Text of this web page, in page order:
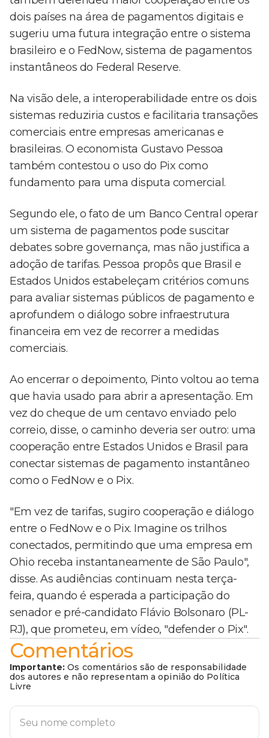
dois países na área de pagamentos digitais e
sugeriu uma futura integração entre o sistema
brasileiro e o FedNow, sistema de pagamentos
instantâneos do Federal Reserve.
Na visão dele, a interoperabilidade entre os dois
sistemas reduziria custos e facilitaria transações
comerciais entre empresas americanas e
brasileiras. O economista Gustavo Pessoa
também contestou o uso do Pix como
fundamento para uma disputa comercial.
Segundo ele, o fato de um Banco Central operar
um sistema de pagamentos pode suscitar
debates sobre governança, mas não justifica a
adoção de tarifas. Pessoa propôs que Brasil e
Estados Unidos estabeleçam critérios comuns
para avaliar sistemas públicos de pagamento e
aprofundem o diálogo sobre infraestrutura
financeira em vez de recorrer a medidas
comerciais.
Ao encerrar o depoimento, Pinto voltou ao tema
que havia usado para abrir a apresentação. Em
vez do cheque de um centavo enviado pelo
correio, disse, o caminho deveria ser outro: uma
cooperação entre Estados Unidos e Brasil para
conectar sistemas de pagamento instantâneo
como o FedNow e o Pix.
"Em vez de tarifas, sugiro cooperação e diálogo
entre o FedNow e o Pix. Imagine os trilhos
conectados, permitindo que uma empresa em
Ohio receba instantaneamente de São Paulo",
disse. As audiências continuam nesta terça-
feira, quando é esperada a participação do
senador e pré-candidato Flávio Bolsonaro (PL-
RJ), que prometeu, em vídeo, "defender o Pix".
Comentários
Importante: Os comentários são de responsabilidade
dos autores e não representam a opinião do Política
Livre